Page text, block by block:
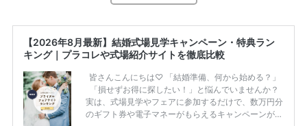
【2026年8月最新】結婚式場見学キャンペーン・特典ラン
キング｜プラコレや式場紹介サイトを徹底比較
皆さんこんにちは♡ 「結婚準備、何から始める？」
「損せずお得に探したい！」と悩んでいませんか？
実は、式場見学やフェアに参加するだけで、数万円分
のギフト券や電子マネーがもらえるキャンペーンがあ